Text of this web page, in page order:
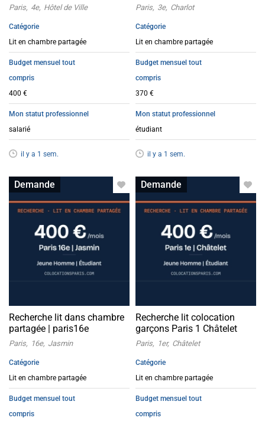
Paris 4e Hôtel de Ville
Catégorie
Lit en chambre partagée
Budget mensuel tout
compris
400 €
Mon statut professionnel
salarié
il y a 1 sem.
Paris 3e Charlot
Catégorie
Lit en chambre partagée
Budget mensuel tout
compris
370 €
Mon statut professionnel
étudiant
il y a 1 sem.
Demande
Lit en colocation
Recherche lit dans chambre
partagée | paris16e
Paris 16e Jasmin
Catégorie
Lit en chambre partagée
Budget mensuel tout
compris
Demande
Lit en colocation
Recherche lit colocation
garçons Paris 1 Châtelet
Paris 1er Châtelet
Catégorie
Lit en chambre partagée
Budget mensuel tout
compris